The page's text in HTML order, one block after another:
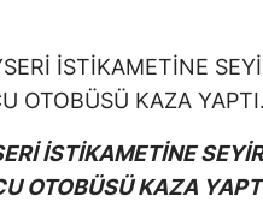
İSTİKAMETİNE
OTOBÜSÜ KAZA